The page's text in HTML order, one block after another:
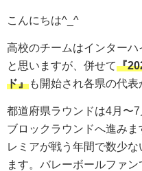
こんにちは^_^
高校のチームはインター
と思いますが、併せて『
ド』も開始され各県の代表
都道府県ラウンドは4月〜
ブロックラウンドへ進み
レミアが戦う年間で数少
ます。バレーボールファ